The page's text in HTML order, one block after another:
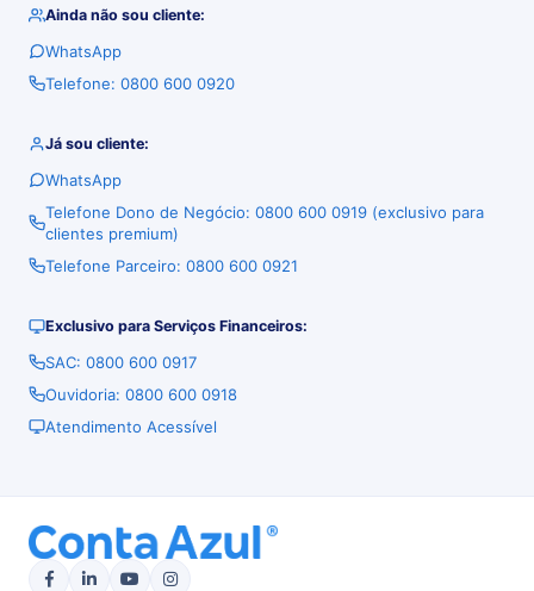
Ainda não sou cliente:
WhatsApp
Telefone: 0800 600 0920
Já sou cliente:
WhatsApp
Telefone Dono de Negócio: 0800 600 0919 (exclusivo para
clientes premium)
Telefone Parceiro: 0800 600 0921
Exclusivo para Serviços Financeiros:
SAC: 0800 600 0917
Ouvidoria: 0800 600 0918
Atendimento Acessível